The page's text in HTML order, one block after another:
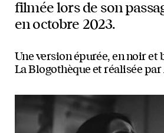
filmée lors de son
en octobre 2023.
Une version épurée, en noir et
La Blogothèque et réalisée